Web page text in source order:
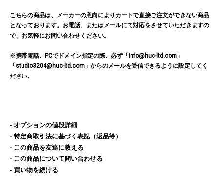
こちらの商品は、メーカーの意向によりカートで直接ご注文ができない商品
となっております。お電話、またはメールにて対応をさせていただきますの
で、お気軽にお問い合わせください。
※携帯電話、PCでドメイン指定の際、必ず「info@huc-ltd.com」
「studio3204@huc-ltd.com」からのメールを受信できるように設定してく
ださい。
オプションの値段詳細
特定商取引法に基づく表記（返品等）
この商品を友達に教える
この商品について問い合わせる
買い物を続ける